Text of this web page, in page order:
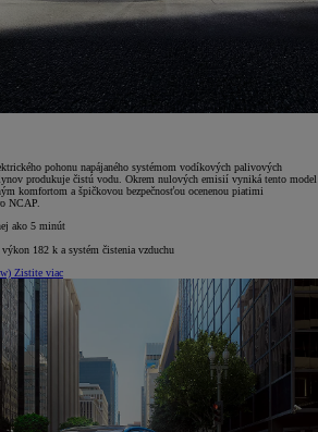
pohonu napájaného systémom vodíkových palivových
produkuje čistú vodu. Okrem nulových emisií vyniká tento model
komfortom a špičkovou bezpečnosťou ocenenou piatimi
NCAP.
ako 5 minút
182 k a systém čistenia vzduchu
Zistite viac